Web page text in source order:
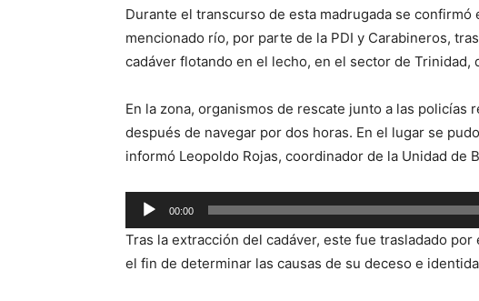
Durante el transcurso de esta madrugada se
mencionado río, por parte de la PDI y Carabineros,
cadáver flotando en el lecho, en el sector de Trinidad,
En la zona, organismos de rescate junto a las policías
después de navegar por dos horas. En el lugar se
informó Leopoldo Rojas, coordinador de la Unidad de
Reproductor
de
audio
00:00
Tras la extracción del cadáver, este fue trasladado
el fin de determinar las causas de su deceso e